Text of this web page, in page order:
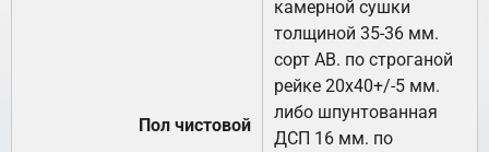
Пол чистовой
камерной сушки
толщиной 35-36 мм.
сорт АВ. по строганой
рейке 20х40+/-5 мм.
либо шпунтованная
ДСП 16 мм. по